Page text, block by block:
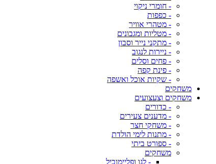
- חומרי ניקוי
- כפפות
- מטהרי אוויר
- מטליות ומגבונים
- מתקני נייר וסבון
- ניירות לנגוב
- פחים וסלים
- פינת קפה
- שקיות אוכל ואשפה
משחקים
משחקים וצעצועים
- כדורים
- מדענים צעירים
- משחקי חצר
- מתנות לימי הולדת
- ספורט ביתי
משחקים
- לגו ופליימוביל